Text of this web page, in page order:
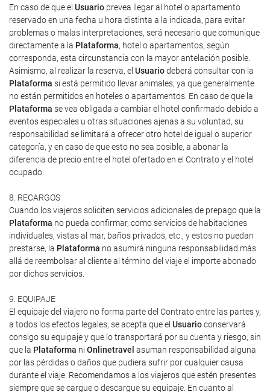
En caso de que el Usuario prevea llegar al hotel o apartamento
reservado en una fecha u hora distinta a la indicada, para evitar
problemas o malas interpretaciones, será necesario que comunique
directamente a la Plataforma, hotel o apartamentos, según
corresponda, esta circunstancia con la mayor antelación posible.
Asimismo, al realizar la reserva, el Usuariodeberá consultar con la
Plataforma si está permitido llevar animales, ya que generalmente
no están permitidos en hoteles o apartamentos. En caso de que la
Plataforma se vea obligada a cambiar el hotel confirmado debido a
eventos especiales u otras situaciones ajenas a su voluntad, su
responsabilidad se limitará a ofrecer otro hotel de igual o superior
categoría, y en caso de que esto no sea posible, a abonar la
diferencia de precio entre el hotel ofertado en el Contrato y el hotel
ocupado.
8. RECARGOS
Cuando los viajeros soliciten servicios adicionales de prepago que la
Plataforma no pueda confirmar, como servicios de habitaciones
individuales, vistas al mar, baños privados, etc., y estos no puedan
prestarse, la Plataforma no asumirá ninguna responsabilidad más
allá de reembolsar al cliente al término del viaje el importe abonado
por dichos servicios.
9. EQUIPAJE
El equipaje del viajero no forma parte del Contrato entre las partes y,
a todos los efectos legales, se acepta que el Usuarioconservará
consigo su equipaje y que lo transportará por su cuenta y riesgo, sin
que la Plataforma ni Onlinetravel asuman responsabilidad alguna
por las pérdidas o daños que pudiera sufrir por cualquier causa
durante el viaje. Recomendamos a los viajeros que estén presentes
siempre que se cargue o descargue su equipaje. En cuanto al